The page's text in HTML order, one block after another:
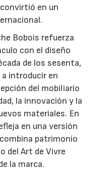
en un
Bobois refuerza
con el diseño
de los sesenta,
introducir en
del mobiliario
la innovación y la
materiales. En
en una versión
patrimonio
del Art de Vivre
la marca.